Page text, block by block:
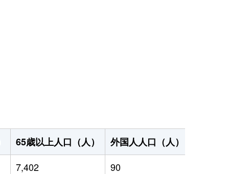
65歳以上人口（人） 外国人人口（人）
7,402 90